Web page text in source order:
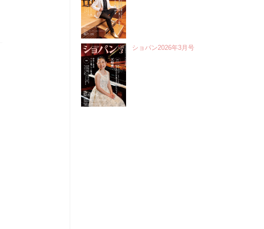
ショパン2026年3月号